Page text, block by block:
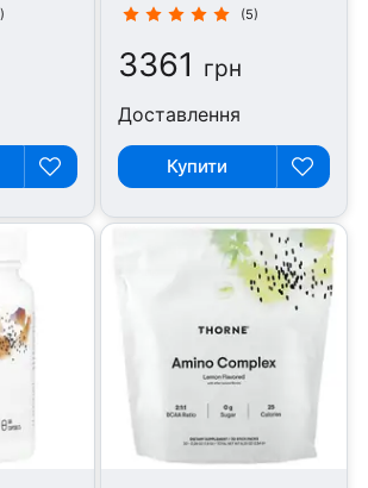
(5)
3361 грн
Доставлення
Купити